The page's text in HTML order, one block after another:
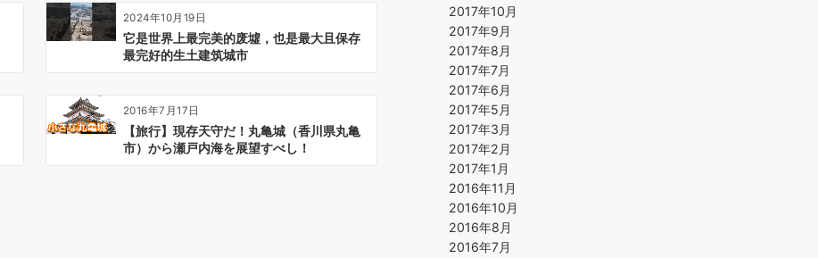
2024年10月19日
它是世界上最完美的废墟，也是最大且保存
最完好的生土建筑城市
2016年7月17日
【旅行】現存天守だ！丸亀城（香川県丸亀
市）から瀬戸内海を展望すべし！
2017年10月
2017年9月
2017年8月
2017年7月
2017年6月
2017年5月
2017年3月
2017年2月
2017年1月
2016年11月
2016年10月
2016年8月
2016年7月